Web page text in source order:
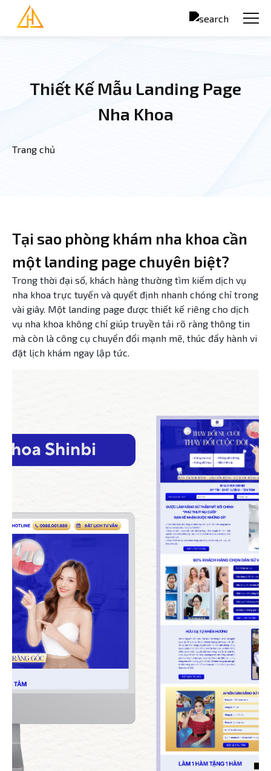
Nhảy đến nội dung
Thiết Kế Mẫu Landing Page
Nha Khoa
Bạn đang ở đây
Trang chủ
Tại sao phòng khám nha khoa cần
một landing page chuyên biệt?
Trong thời đại số, khách hàng thường tìm kiếm dịch vụ
nha khoa trực tuyến và quyết định nhanh chóng chỉ trong
vài giây. Một landing page được thiết kế riêng cho dịch
vụ nha khoa không chỉ giúp truyền tải rõ ràng thông tin
mà còn là công cụ chuyển đổi mạnh mẽ, thúc đẩy hành vi
đặt lịch khám ngay lập tức.